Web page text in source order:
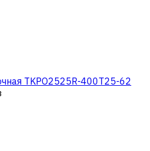
TKPO2525R-400T25-62